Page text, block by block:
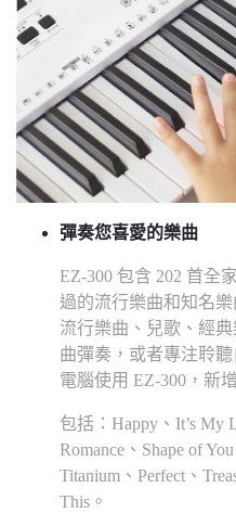
彈奏您喜愛的樂曲
EZ-300 包含 202 首全
過的流行樂曲和知名
流行樂曲、兒歌、經
曲彈奏，或者專注聆
電腦使用 EZ-300，新
包括：Happy、It’s My
Romance、Shape of
Titanium、Perfect、
This。